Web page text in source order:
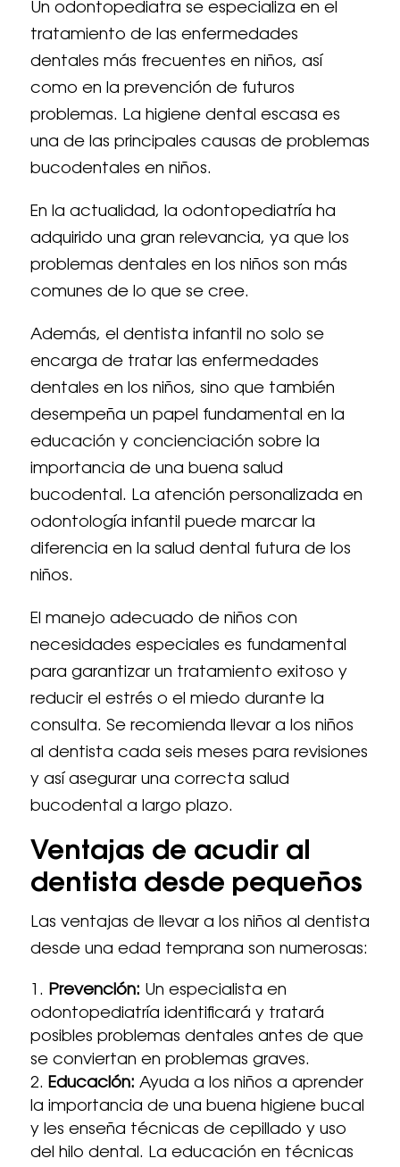
Un odontopediatra se especializa en el
tratamiento de las enfermedades
dentales más frecuentes en niños, así
como en la prevención de futuros
problemas. La higiene dental escasa es
una de las principales causas de problemas
bucodentales en niños.
En la actualidad, la odontopediatría ha
adquirido una gran relevancia, ya que los
problemas dentales en los niños son más
comunes de lo que se cree.
Además, el dentista infantil no solo se
encarga de tratar las enfermedades
dentales en los niños, sino que también
desempeña un papel fundamental en la
educación y concienciación sobre la
importancia de una buena salud
bucodental. La atención personalizada en
odontología infantil puede marcar la
diferencia en la salud dental futura de los
niños.
El manejo adecuado de niños con
necesidades especiales es fundamental
para garantizar un tratamiento exitoso y
reducir el estrés o el miedo durante la
consulta. Se recomienda llevar a los niños
al dentista cada seis meses para revisiones
y así asegurar una correcta salud
bucodental a largo plazo.
Ventajas de acudir al
dentista desde pequeños
Las ventajas de llevar a los niños al dentista
desde una edad temprana son numerosas:
Prevención: Un especialista en
odontopediatría identificará y tratará
posibles problemas dentales antes de que
se conviertan en problemas graves.
Educación: Ayuda a los niños a aprender
la importancia de una buena higiene bucal
y les enseña técnicas de cepillado y uso
del hilo dental. La educación en técnicas